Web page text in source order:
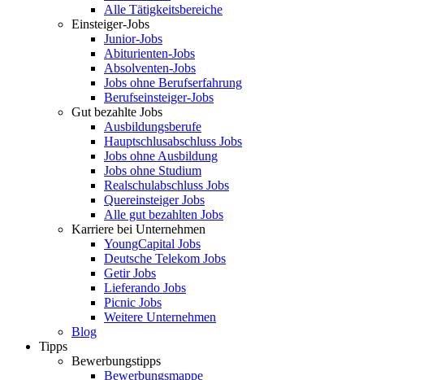
Alle Tätigkeitsbereiche
Einsteiger-Jobs
Junior-Jobs
Abiturienten-Jobs
Absolventen-Jobs
Jobs ohne Berufserfahrung
Berufseinsteiger-Jobs
Gut bezahlte Jobs
Ausbildungsberufe
Hauptschlusabschluss Jobs
Jobs ohne Ausbildung
Jobs ohne Studium
Realschulabschluss Jobs
Quereinsteiger Jobs
Alle gut bezahlten Jobs
Karriere bei Unternehmen
YoungCapital Jobs
Deutsche Telekom Jobs
Getir Jobs
Lieferando Jobs
Picnic Jobs
Weitere Unternehmen
Blog
Tipps
Bewerbungstipps
Bewerbungsmappe